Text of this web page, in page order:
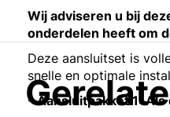
Wij adviseren u bij
onderdelen heeft om
Deze aansluitset is
snelle en optimale
- Aansluitpakket 1: